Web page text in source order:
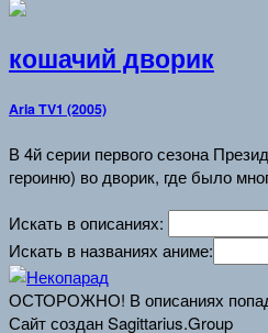
кошачий дворик
Aria TV1 (2005)
В 4й серии первого сезона
героиню) во дворик, где было
Искать в описаниях:
Искать в названиях аниме:
ОСТОРОЖНО! В описаниях
Сайт создан Sagittarius.Group